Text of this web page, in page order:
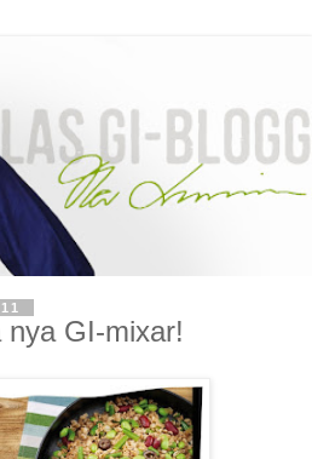
nya GI-mixar!